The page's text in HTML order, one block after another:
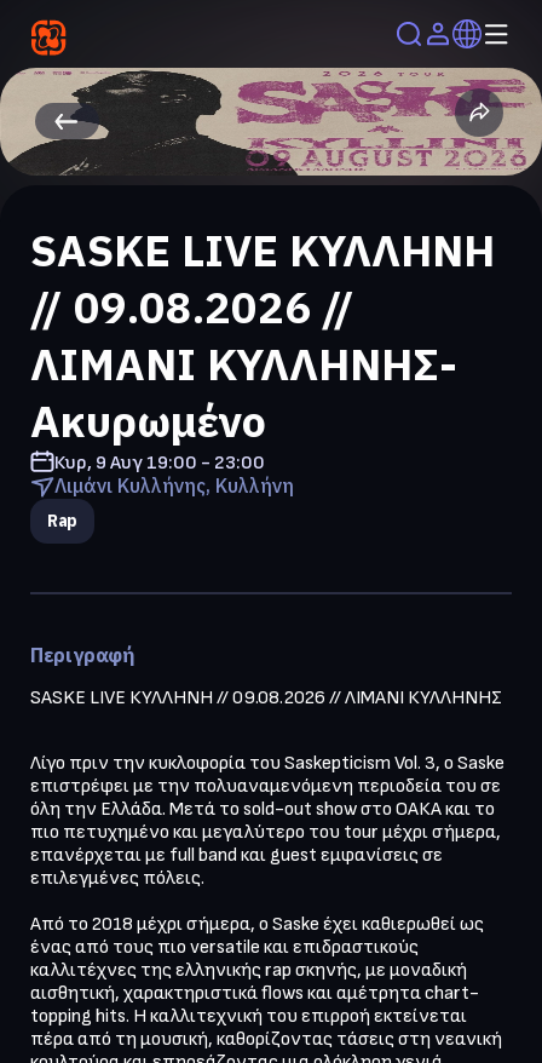
SASKE LIVE ΚΥΛΛΗΝΗ
// 09.08.2026 //
ΛΙΜΑΝΙ ΚΥΛΛΗΝΗΣ-
Ακυρωμένο
Κυρ, 9 Αυγ19:00 - 23:00
Λιμάνι Κυλλήνης, Κυλλήνη
Rap
Περιγραφή
Λίγο πριν την κυκλοφορία του Saskepticism Vol. 3, ο Saske
επιστρέφει με την πολυαναμενόμενη περιοδεία του σε
όλη την Ελλάδα. Μετά το sold-out show στο ΟΑΚΑ και το
πιο πετυχημένο και μεγαλύτερο του tour μέχρι σήμερα,
επανέρχεται με full band και guest εμφανίσεις σε
επιλεγμένες πόλεις.
Από το 2018 μέχρι σήμερα, ο Saske έχει καθιερωθεί ως
ένας από τους πιο versatile και επιδραστικούς
καλλιτέχνες της ελληνικής rap σκηνής, με μοναδική
αισθητική, χαρακτηριστικά flows και αμέτρητα chart-
topping hits. Η καλλιτεχνική του επιρροή εκτείνεται
πέρα από τη μουσική, καθορίζοντας τάσεις στη νεανική